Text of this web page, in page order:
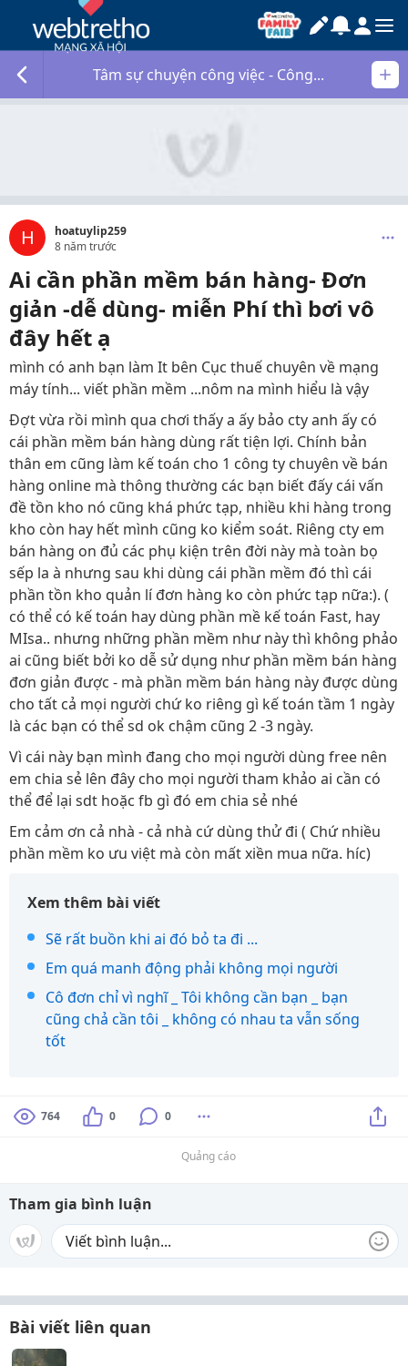
Tâm sự chuyện công việc - Công...
H
hoatuylip259
8 năm trước
Ai cần phần mềm bán hàng- Đơn
giản -dễ dùng- miễn Phí thì bơi vô
đây hết ạ
mình có anh bạn làm It bên Cục thuế chuyên về mạng
máy tính... viết phần mềm ...nôm na mình hiểu là vậy
Đợt vừa rồi mình qua chơi thấy a ấy bảo cty anh ấy có
cái phần mềm bán hàng dùng rất tiện lợi. Chính bản
thân em cũng làm kế toán cho 1 công ty chuyên về bán
hàng online mà thông thường các bạn biết đấy cái vấn
đề tồn kho nó cũng khá phức tạp, nhiều khi hàng trong
kho còn hay hết mình cũng ko kiểm soát. Riêng cty em
bán hàng on đủ các phụ kiện trên đời này mà toàn bọ
sếp la à nhưng sau khi dùng cái phần mềm đó thì cái
phần tồn kho quản lí đơn hàng ko còn phức tạp nữa:). (
có thể có kế toán hay dùng phần mề kế toán Fast, hay
MIsa.. nhưng những phần mềm như này thì không phảo
ai cũng biết bởi ko dễ sử dụng như phần mềm bán hàng
đơn giản được - mà phần mềm bán hàng này được dùng
cho tất cả mọi người chứ ko riêng gì kế toán tầm 1 ngày
là các bạn có thể sd ok chậm cũng 2 -3 ngày.
Vì cái này bạn mình đang cho mọi người dùng free nên
em chia sẻ lên đây cho mọi người tham khảo ai cần có
thể để lại sdt hoặc fb gì đó em chia sẻ nhé
Em cảm ơn cả nhà - cả nhà cứ dùng thử đi ( Chứ nhiều
phần mềm ko ưu việt mà còn mất xiền mua nữa. híc)
Xem thêm bài viết
Sẽ rất buồn khi ai đó bỏ ta đi ...
Em quá manh động phải không mọi người
Cô đơn chỉ vì nghĩ _ Tôi không cần bạn _ bạn
cũng chả cần tôi _ không có nhau ta vẫn sống
tốt
764 0 0
Quảng cáo
Tham gia bình luận
Bài viết liên quan